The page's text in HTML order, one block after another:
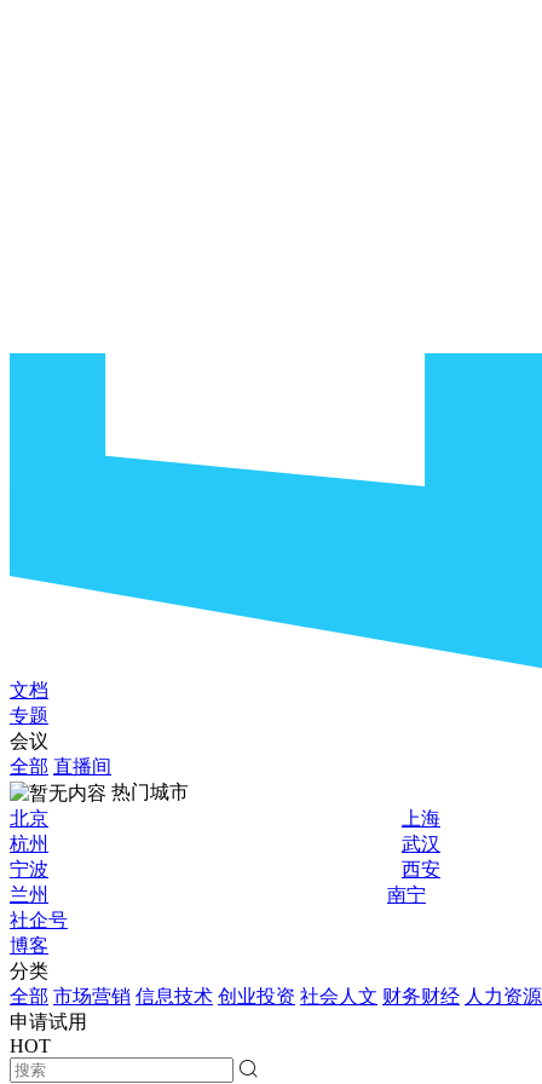
文档
专题
会议
全部 直播间
热门城市
北京
上海
杭州
武汉
宁波
西安
兰州
南宁
社企号
博客
分类
全部 市场营销 信息技术 创业投资 社会人文 财务财经 人力资源
申请试用
HOT